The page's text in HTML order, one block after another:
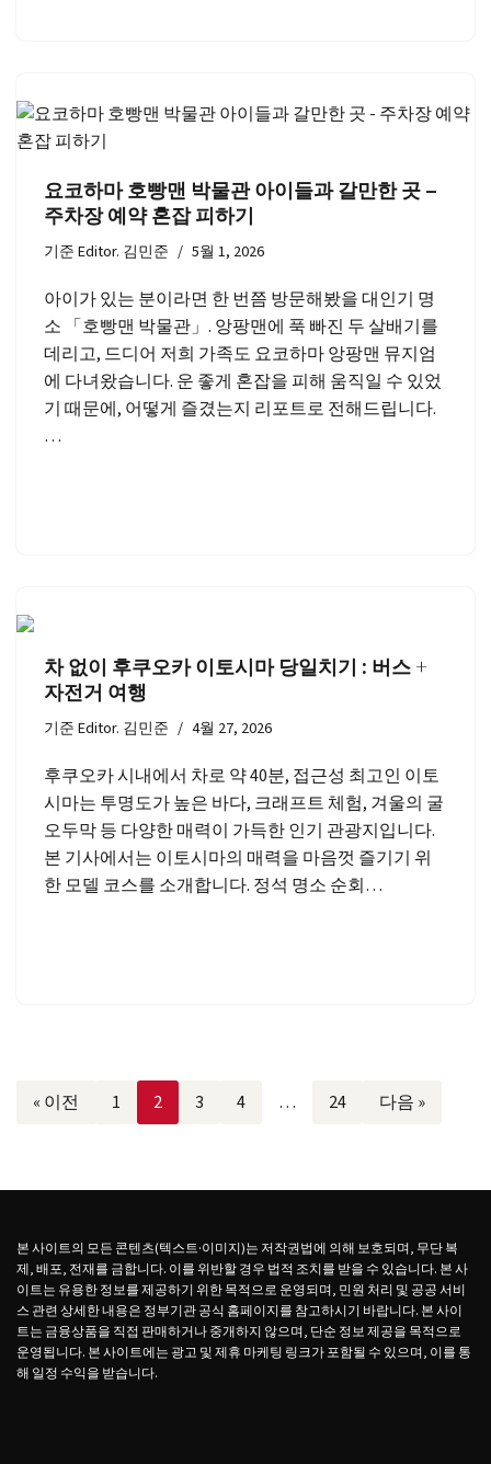
요코하마 호빵맨 박물관 아이들과 갈만한 곳 –
주차장 예약 혼잡 피하기
기준Editor. 김민준 5월 1, 2026
아이가 있는 분이라면 한 번쯤 방문해봤을 대인기 명
소 「호빵맨 박물관」. 앙팡맨에 푹 빠진 두 살배기를
데리고, 드디어 저희 가족도 요코하마 앙팡맨 뮤지엄
에 다녀왔습니다. 운 좋게 혼잡을 피해 움직일 수 있었
기 때문에, 어떻게 즐겼는지 리포트로 전해드립니다.
…
차 없이 후쿠오카 이토시마 당일치기 : 버스 +
자전거 여행
기준Editor. 김민준 4월 27, 2026
후쿠오카 시내에서 차로 약 40분, 접근성 최고인 이토
시마는 투명도가 높은 바다, 크래프트 체험, 겨울의 굴
오두막 등 다양한 매력이 가득한 인기 관광지입니다.
본 기사에서는 이토시마의 매력을 마음껏 즐기기 위
한 모델 코스를 소개합니다. 정석 명소 순회…
« 이전 1 2 3 4 … 24 다음 »
본 사이트의 모든 콘텐츠(텍스트·이미지)는 저작권법에 의해 보호되며, 무단 복
제, 배포, 전재를 금합니다. 이를 위반할 경우 법적 조치를 받을 수 있습니다. 본 사
이트는 유용한 정보를 제공하기 위한 목적으로 운영되며, 민원 처리 및 공공 서비
스 관련 상세한 내용은 정부기관 공식 홈페이지를 참고하시기 바랍니다. 본 사이
트는 금융상품을 직접 판매하거나 중개하지 않으며, 단순 정보 제공을 목적으로
운영됩니다. 본 사이트에는 광고 및 제휴 마케팅 링크가 포함될 수 있으며, 이를 통
해 일정 수익을 받습니다.